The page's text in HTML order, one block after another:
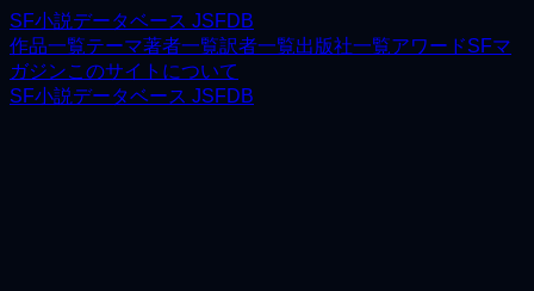
SF小説データベース JSFDB
作品一覧テーマ著者一覧訳者一覧出版社一覧アワードSFマ
ガジンこのサイトについて
SF小説データベース JSFDB